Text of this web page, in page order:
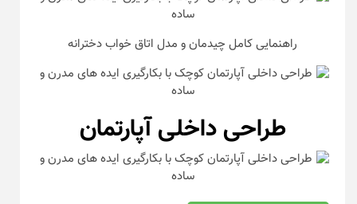
راهنمایی کامل چیدمان و مدل اتاق خواب دخترانه
طراحی داخلی آپارتمان